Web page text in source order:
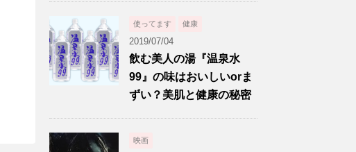
使ってます 健康
2019/07/04
飲む美人の湯『温泉水
99』の味はおいしいorま
ずい？美肌と健康の秘密
映画